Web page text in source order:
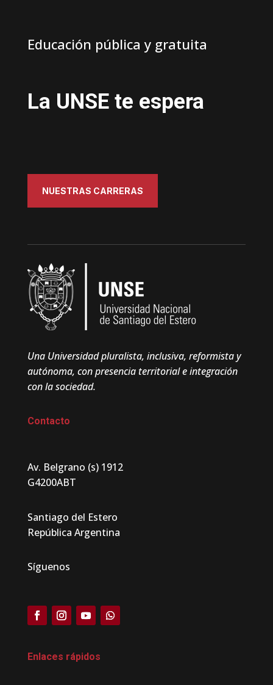
Educación pública y gratuita
La UNSE te espera
NUESTRAS CARRERAS
Una Universidad pluralista, inclusiva, reformista y
autónoma, con presencia territorial e integración
con la sociedad.
Contacto
Av. Belgrano (s) 1912
G4200ABT
Santiago del Estero
República Argentina
Síguenos
Enlaces rápidos